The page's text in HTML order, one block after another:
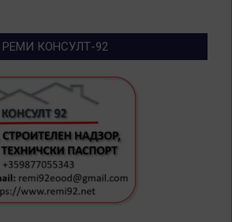
РЕМИ КОНСУЛТ-92